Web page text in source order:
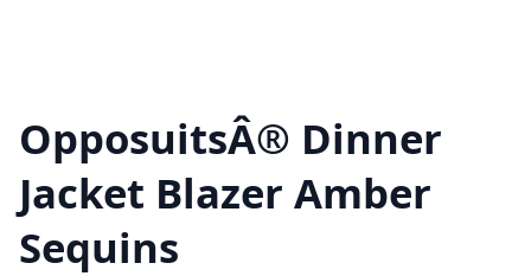
OpposuitsÂ® Dinner
Jacket Blazer Amber
Sequins